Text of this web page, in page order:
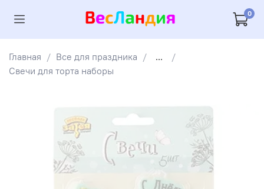
0
Главная Все для праздника
...
Свечи для торта наборы